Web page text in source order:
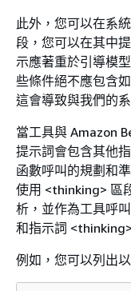
此外，您可以在系
段，您可以在其中
示應著重於引導模
些條件絕不應包含
這會導致與我們的
當工具與 Amazon
提示詞會包含其他
函數呼叫的規劃和
使用 <thinking> 區
析，並作為工具呼
和指示詞
例如，您可以列出以